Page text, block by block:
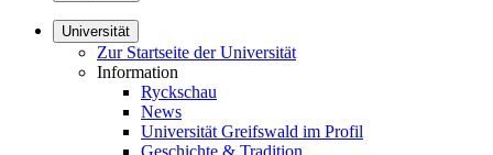
Universität
Zur Startseite der Universität
Information
Ryckschau
News
Universität Greifswald im Profil
Geschichte & Tradition